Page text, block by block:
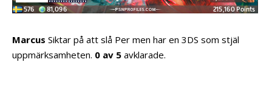
Marcus Siktar på att slå Per men har en 3DS som stjäl
uppmärksamheten. 0 av 5 avklarade.